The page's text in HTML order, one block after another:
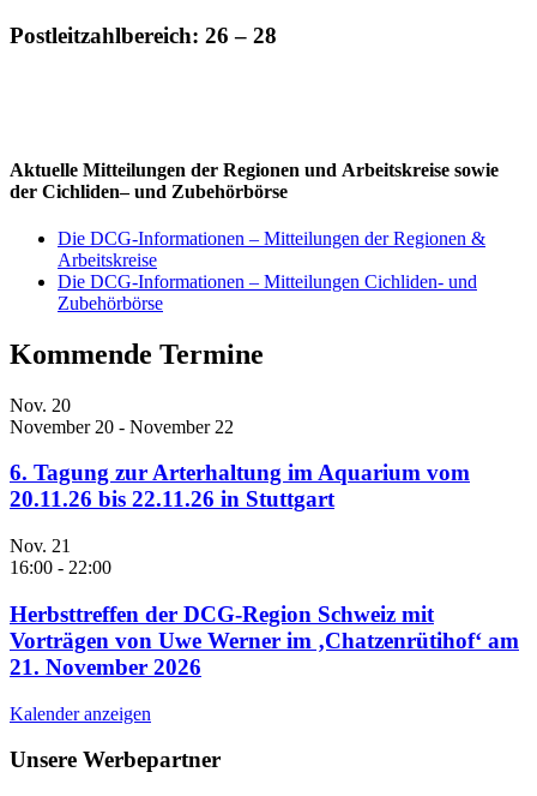
Postleitzahlbereich: 26 – 28
Aktuelle Mitteilungen der Regionen und Arbeitskreise sowie
der Cichliden– und Zubehörbörse
Die DCG-Informationen – Mitteilungen der Regionen &
Arbeitskreise
Die DCG-Informationen – Mitteilungen Cichliden- und
Zubehörbörse
Kommende Termine
Nov. 20
November 20 - November 22
6. Tagung zur Arterhaltung im Aquarium vom
20.11.26 bis 22.11.26 in Stuttgart
Nov. 21
16:00 - 22:00
Herbsttreffen der DCG-Region Schweiz mit
Vorträgen von Uwe Werner im ‚Chatzenrütihof‘ am
21. November 2026
Kalender anzeigen
Unsere Werbepartner